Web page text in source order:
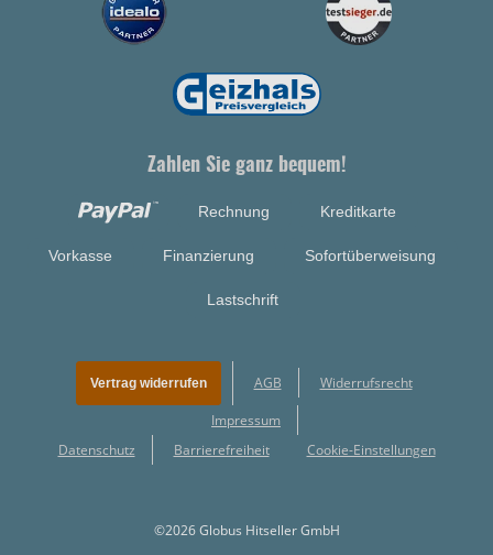
Zahlen Sie ganz bequem!
Rechnung Kreditkarte
Vorkasse Finanzierung Sofortüberweisung
Lastschrift
©2026 Globus Hitseller GmbH
Vertrag widerrufen AGB Widerrufsrecht
Impressum
Datenschutz
Barrierefreiheit Cookie-Einstellungen